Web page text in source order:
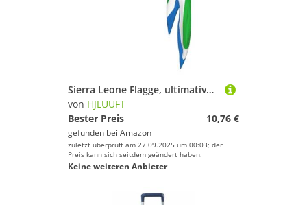
Sierra Leone Flagge, ultimative Leistung, schweißabsorbierendes Bandana-Stirnband für Outdoor-Sportarten – Unisex-Design, weicher und atmungsaktiver Stoff
von HJLUUFT
Bester Preis
10,76 €
gefunden bei Amazon
zuletzt überprüft am 27.09.2025 um 00:03; der
Preis kann sich seitdem geändert haben.
Keine weiteren Anbieter